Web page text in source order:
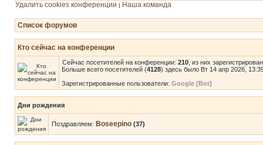
Удалить cookies конференции | Наша команда
Список форумов
Кто сейчас на конференции
Сейчас посетителей на конференции: 210 , из них
Больше всего посетителей (4128) здесь было Вт 14 апр 2026,
Зарегистрированные пользователи: Google [Bot]
Дни рождения
Поздравляем: Boseepino (37)